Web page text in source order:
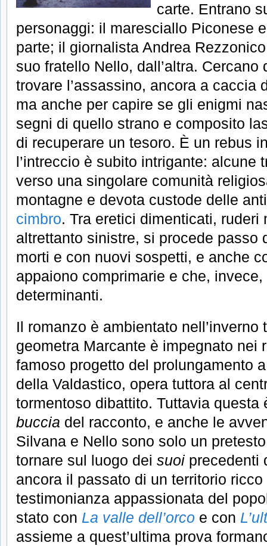
carte. Entrano
personaggi: il maresciallo Piconese
parte; il giornalista Andrea
suo fratello Nello, dall’altra.
trovare l’assassino, ancora a caccia
ma anche per capire se gli enigmi
segni di quello strano e composito
di recuperare un tesoro. È un rebus
l’intreccio è subito intrigante: alcune
verso una singolare comunità
montagne e devota custode delle
cimbro. Tra eretici dimenticati, ruderi
altrettanto sinistre, si procede passo
morti e con nuovi sospetti, e anche
appaiono comprimarie e che,
determinanti.
Il romanzo è ambientato
geometra Marcante è impegnato nei
famoso progetto del prolungamento
della Valdastico, opera tuttora al
tormentoso dibattito. Tuttavia questa
buccia del racconto, e anche le
Silvana e Nello sono solo un
tornare sul luogo dei suoi precedenti
ancora il passato di un territorio
testimonianza appassionata del
stato con La valle dell’orco e con
assieme a quest’ultima prova